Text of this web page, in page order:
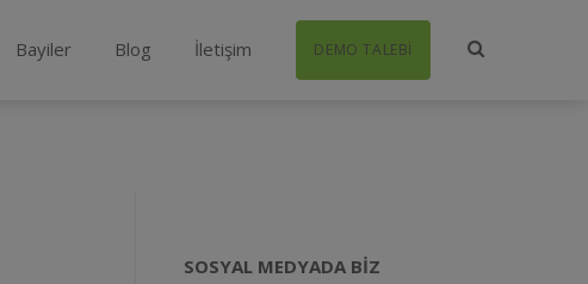
Bayiler Blog İletişim DEMO TALEBI
SOSYAL MEDYADA BIZ